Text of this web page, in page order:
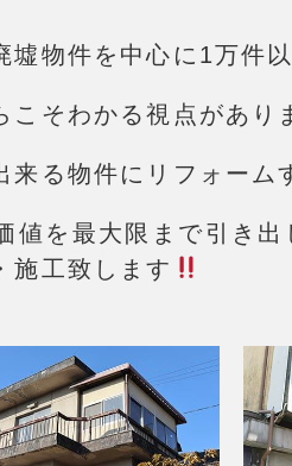
墟物件を中心に1万件
こそわかる視点があり
る物件にリフォーム
値を最大限まで引き
施工致します